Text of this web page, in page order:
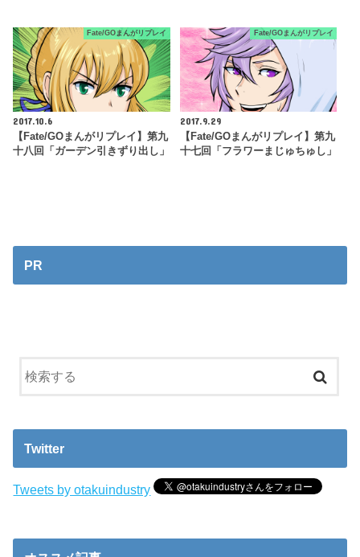
Fate/GOまんがリプレイ
2017.10.6
【Fate/GOまんがリプレイ】第九
十八回「ガーデン引きずり出し」
Fate/GOまんがリプレイ
2017.9.29
【Fate/GOまんがリプレイ】第九
十七回「フラワーまじゅちゅし」
PR
Twitter
Tweets by otakuindustry